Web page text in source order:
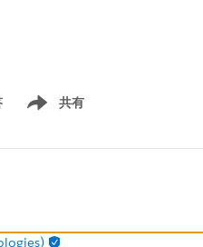
共有
Show menu